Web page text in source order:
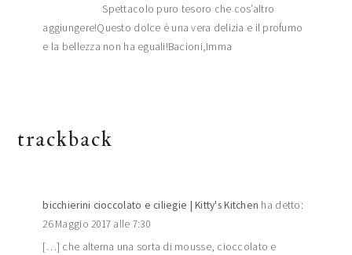
Spettacolo puro tesoro che cos’altro
aggiungere!Questo dolce è una vera delizia e il profumo
e la bellezza non ha eguali!Bacioni,Imma
trackback
bicchierini cioccolato e ciliegie | Kitty's Kitchen ha detto:
26 Maggio 2017 alle 7:30
[…] che alterna una sorta di mousse, cioccolato e